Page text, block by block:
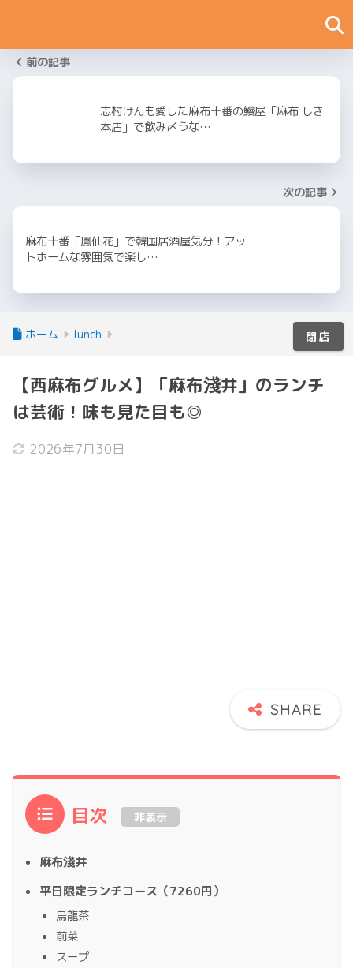
前の記事
志村けんも愛した麻布十番の鰻屋「麻布 しき
本店」で飲み〆うな…
次の記事
麻布十番「鳳仙花」で韓国居酒屋気分！アッ
トホームな雰囲気で楽し…
ホーム lunch
【西麻布グルメ】「麻布淺井」のランチ
は芸術！味も見た目も◎
2026年7月30日
目次 非表示
麻布淺井
平日限定ランチコース（7260円）
烏龍茶
前菜
スープ